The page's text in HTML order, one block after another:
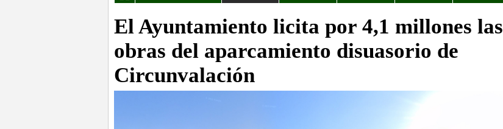
El Ayuntamiento licita por 4,1 millones las
obras del aparcamiento disuasorio de
Circunvalación